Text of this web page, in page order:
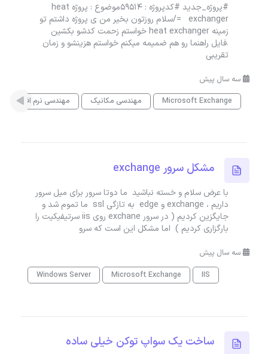
#پروژه_جدید #کدپروژه : 59514موضوع : پروژه heat
exchanger =/سلام روزتون بخیر من ی پروژه داشتم تو
زمینه heat exchanger خواستم زحمت کدشو بکشین
.فایل راهنما رو هم ضمیمه میکنم خواستم هزینشو و زمان
تقریبی
سه سال پیش
Microsoft Exchange
مهندسی مکانیک مهندسی نرم افزار
مشکل سرور exchange
با عرض سلام و خسته نباشید ما دوتا سرور برای میل سرور
داریم ، exchange و edge به تازگی ssl ما تموم شد و
جایگزین کردیم ( در سرور exchane روی iis سرتیفیکیت را
بارگزاری کردیم ) اما مشکل این است که سرو
سه سال پیش
IIS
Microsoft Exchange
Windows Server
ساخت یک سواپ توکن خیلی سادە